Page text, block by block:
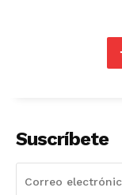
Suscríbete